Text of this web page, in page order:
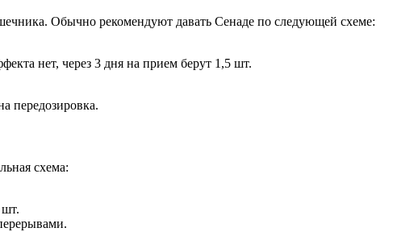
Обычно рекомендуют давать Сенаде по следующей схеме:
нет, через 3 дня на прием берут 1,5 шт.
передозировка.
схема:
шт.